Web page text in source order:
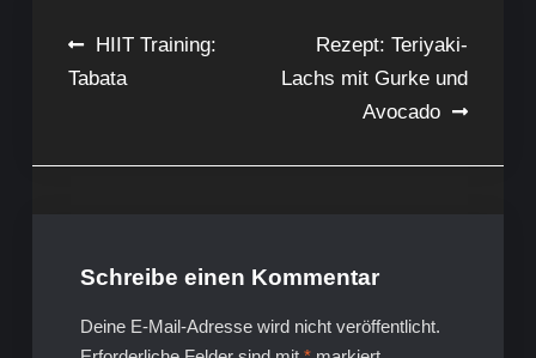
Beitragsnavigation
HIIT Training:
Tabata
Rezept: Teriyaki-
Lachs mit Gurke und
Avocado
Schreibe einen Kommentar
Deine E-Mail-Adresse wird nicht veröffentlicht.